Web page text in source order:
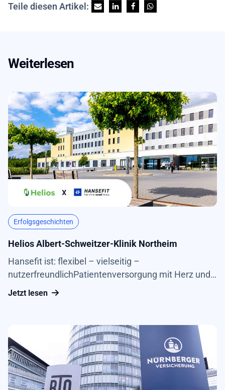
Teile diesen Artikel:
Weiterlesen
Erfolgsgeschichten
Helios Albert-Schweitzer-Klinik Northeim
Hansefit ist: flexibel – vielseitig –
nutzerfreundlichPatientenversorgung mit Herz und
Seele 210 Betten und zehn Fachabteilungen bietet
Belastungen ausgesetzt. Jährlich versorgen rund
550 engagierte Beschäftigte über 25.000 Patienten
stationär...
Jetzt lesen